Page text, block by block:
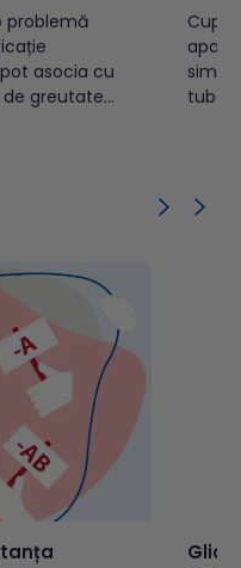
problemă
asocia cu
greutate
cutanate sau
Cuprins: Ce este